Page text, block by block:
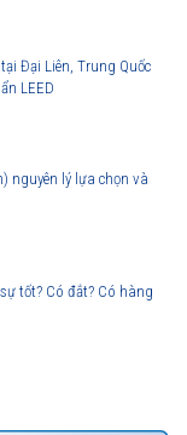
lên cao hơn so với
độ nhưng nhiệt độ
lượng trên vòng
Đại Liên, Trung Quốc
LEED
nguyên lý lựa chọn và
tốt? Có đắt? Có hàng